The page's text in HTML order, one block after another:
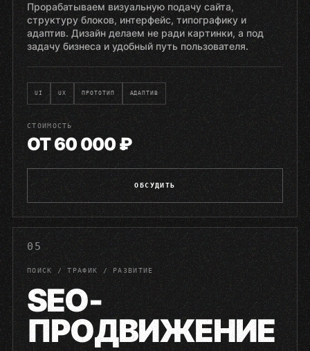
Прорабатываем визуальную подачу сайта,
структуру блоков, интерфейс, типографику и
адаптив. Дизайн делаем не ради картинки, а под
задачу бизнеса и удобный путь пользователя.
UI UX ПРОТОТИП АДАПТИВ
СТОИМОСТЬ
ОТ 60 000 ₽
ОБСУДИТЬ
05
ПОИСК / ТРАФИК / РАЗВИТИЕ
SEO-
ПРОДВИЖЕНИЕ